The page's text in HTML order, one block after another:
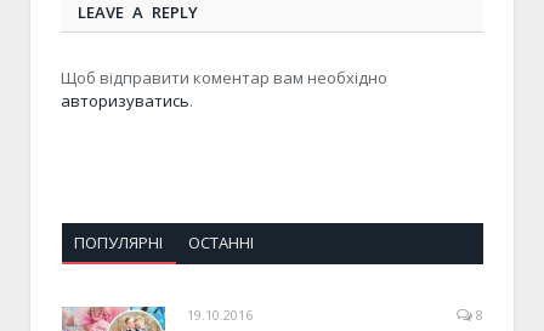
LEAVE A REPLY
Щоб відправити коментар вам необхідно
авторизуватись.
ПОПУЛЯРНІ ОСТАННІ
19.10.2016 8